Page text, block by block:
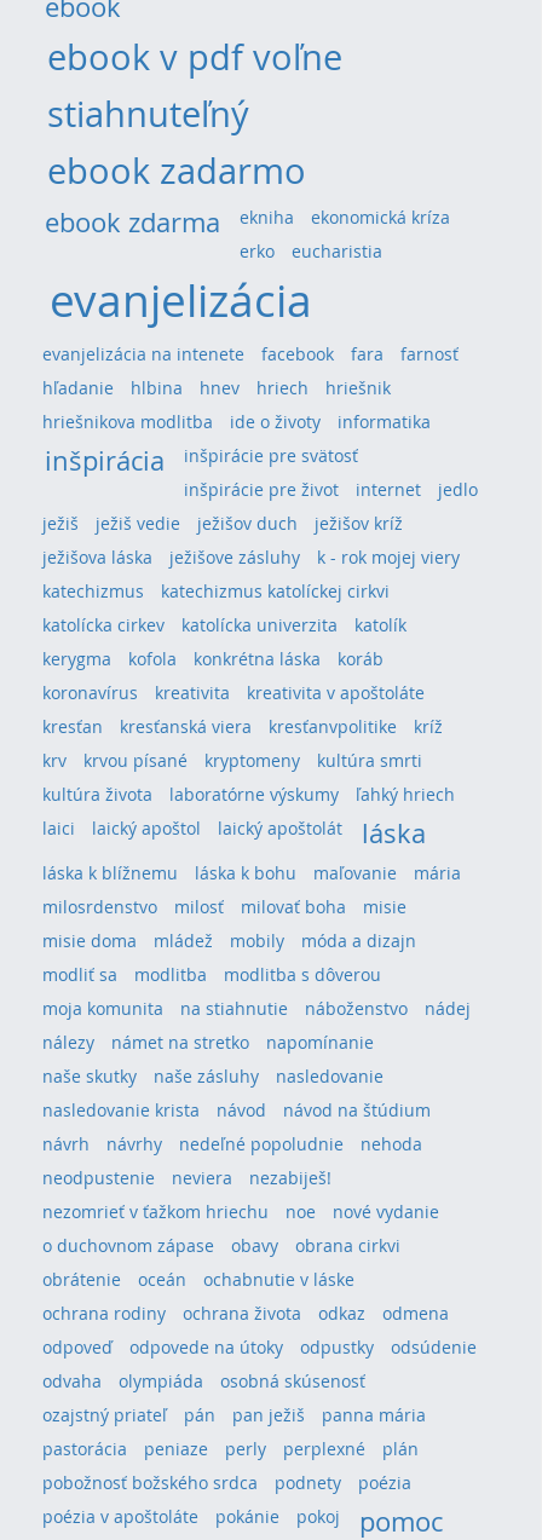
ebook v pdf voľne
stiahnuteľný
ebook zadarmo
ebook zdarma ekniha
ekonomická kríza
erko
eucharistia
evanjelizácia
evanjelizácia na intenete facebook fara
farnosť
hľadanie
hlbina hnev hriech
hriešnik
hriešnikova modlitba
ide o životy informatika
inšpirácia
inšpirácie pre svätosť
inšpirácie pre život
internet
jedlo
ježiš
ježiš vedie ježišov duch
ježišov kríž
ježišova láska
ježišove zásluhy
k - rok mojej viery
katechizmus
katechizmus katolíckej cirkvi
katolícka cirkev
katolícka univerzita
katolík
kerygma
kofola konkrétna láska
koráb
koronavírus
kreativita
kreativita v apoštoláte
kresťan
kresťanská viera kresťanvpolitike
kríž
krv
krvou písané kryptomeny
kultúra smrti
kultúra života
laboratórne výskumy
ľahký hriech
laici
laický apoštol laický apoštolát láska
láska k blížnemu láska k bohu maľovanie
mária
milosrdenstvo
milosť milovať boha
misie
misie doma
mládež mobily
móda a dizajn
modliť sa
modlitba
modlitba s dôverou
moja komunita
na stiahnutie náboženstvo
nádej
nálezy
námet na stretko
napomínanie
naše skutky
naše zásluhy
nasledovanie
nasledovanie krista
návod
návod na štúdium
návrh
návrhy nedeľné popoludnie
nehoda
neodpustenie
neviera
nezabiješ!
nezomrieť v ťažkom hriechu
noe
nové vydanie
o duchovnom zápase
obavy
obrana cirkvi
obrátenie
oceán
ochabnutie v láske
ochrana rodiny
ochrana života odkaz
odmena
odpoveď
odpovede na útoky odpustky
odsúdenie
odvaha
olympiáda
osobná skúsenosť
ozajstný priateľ
pán pan ježiš
panna mária
pastorácia
peniaze perly perplexné
plán
pobožnosť božského srdca
podnety
poézia
poézia v apoštoláte
pokánie pokoj pomoc